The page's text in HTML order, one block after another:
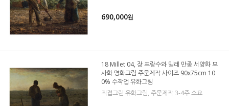
690,000원
18 Millet 04, 장 프랑수와 밀레 만종 서양화 모
사화 명화그림 주문제작 사이즈 90x75cm 10
0% 수작업 유화그림
직접그린 유화그림, 주문제작 3-4주 소요